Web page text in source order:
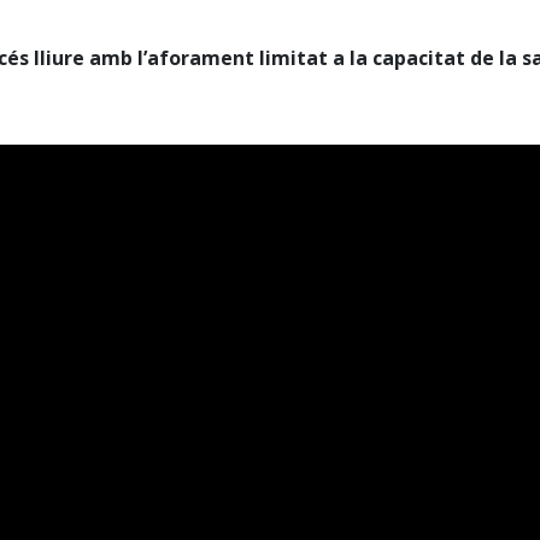
lliure amb l’aforament limitat a la capacitat de la